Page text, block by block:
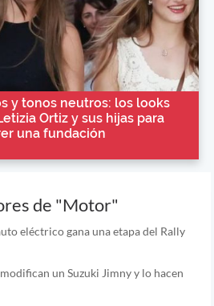
y tonos neutros: los looks
Ortiz y sus hijas para
una fundación
de "Motor"
eléctrico gana una etapa del Rally
un Suzuki Jimny y lo hacen